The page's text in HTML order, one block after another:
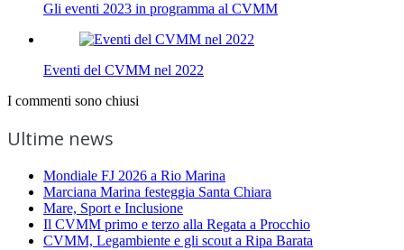
Gli eventi 2023 in programma al CVMM
Eventi del CVMM nel 2022
I commenti sono chiusi
Ultime news
Mondiale FJ 2026 a Rio Marina
Marciana Marina festeggia Santa Chiara
Mare, Sport e Inclusione
Il CVMM primo e terzo alla Regata a Procchio
CVMM, Legambiente e gli scout a Ripa Barata